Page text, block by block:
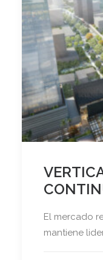
El mercado
mantiene